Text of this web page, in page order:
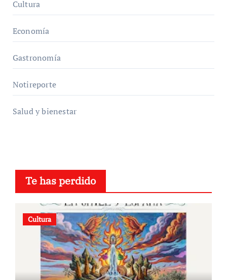
Cultura
Economía
Gastronomía
Notireporte
Salud y bienestar
Te has perdido
Cultura